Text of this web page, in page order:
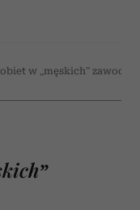
w „męskich”